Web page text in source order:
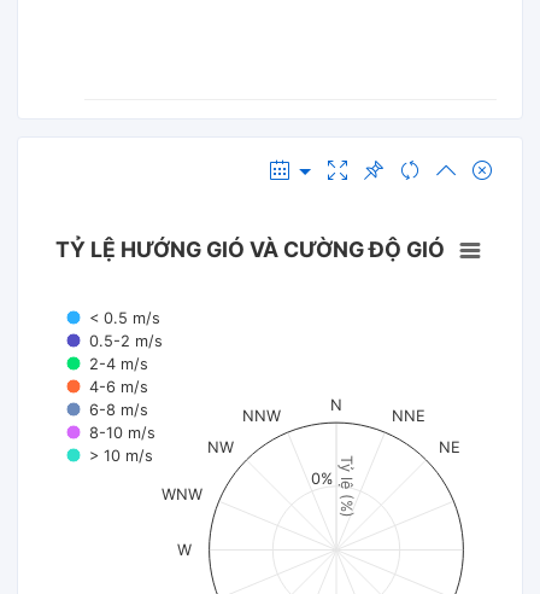
Tỷ lệ (%)
TỶ LỆ HƯỚNG GIÓ VÀ CƯỜNG ĐỘ GIÓ
< 0.5 m/s
0.5-2 m/s
2-4 m/s
4-6 m/s
6-8 m/s
8-10 m/s
> 10 m/s
N
NNE
NE
W
WNW
NW
NNW
0%